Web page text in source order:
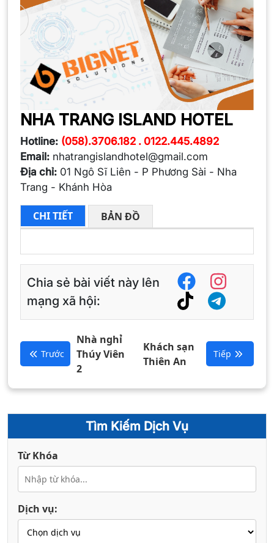
NHA TRANG ISLAND HOTEL
Hotline: (058).3706.182 . 0122.445.4892
Email: nhatrangislandhotel@gmail.com
Địa chỉ: 01 Ngô Sĩ Liên - P Phương Sài - Nha
Trang - Khánh Hòa
CHI TIẾT BẢN ĐỒ
Chia sẻ bài viết này lên
mạng xã hội:
Trước
Nhà nghỉ
Thúy Viên
2
Khách sạn
Thiên An
Tiếp
Tìm Kiếm Dịch Vụ
Từ Khóa
Dịch vụ: